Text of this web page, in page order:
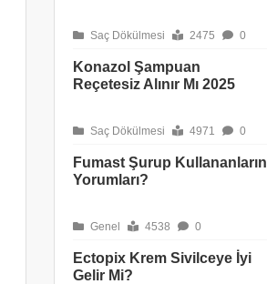
Saç Dökülmesi 2475 0
Konazol Şampuan
Reçetesiz Alınır Mı 2025
Saç Dökülmesi 4971 0
Fumast Şurup Kullananların
Yorumları?
Genel 4538 0
Ectopix Krem Sivilceye İyi
Gelir Mi?